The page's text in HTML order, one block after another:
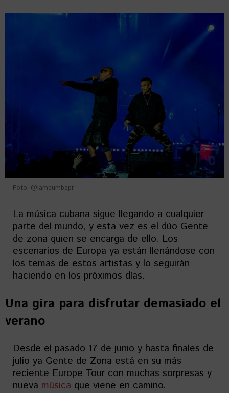
Foto: @iamcumbapr
La música cubana sigue llegando a cualquier
parte del mundo, y esta vez es el dúo Gente
de zona quien se encarga de ello. Los
escenarios de Europa ya están llenándose con
los temas de estos artistas y lo seguirán
haciendo en los próximos días.
Una gira para disfrutar demasiado el
verano
Desde el pasado 17 de junio y hasta finales de
julio ya Gente de Zona está en su más
reciente Europe Tour con muchas sorpresas y
nueva música que viene en camino.